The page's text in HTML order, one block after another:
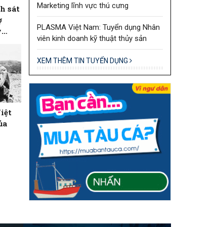
sát
Marketing lĩnh vực thú cưng
PLASMA Việt Nam: Tuyển dụng Nhân
viên kinh doanh kỹ thuật thủy sản
XEM THÊM TIN TUYỂN DỤNG